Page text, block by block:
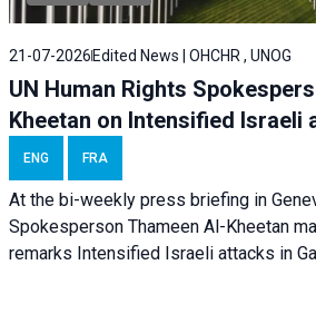
21-07-2026 Edited News | OHCHR , UNOG
UN Human Rights
Kheetan on Intensified Israeli
ENG FRA
At the bi-weekly press briefing in
Spokesperson Thameen Al-Kheetan
remarks Intensified Israeli attacks in